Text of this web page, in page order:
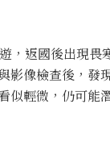
，返國後出現
影像檢查後，
似輕微，仍可